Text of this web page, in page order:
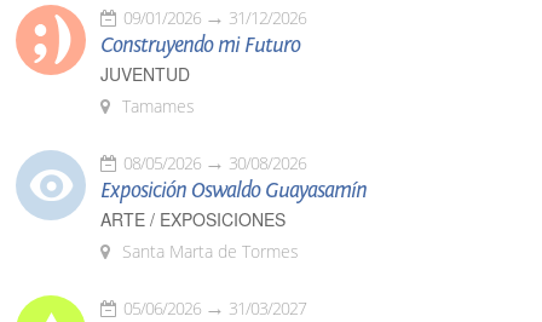
09/01/2026 31/12/2026
Construyendo mi Futuro
JUVENTUD
Tamames
08/05/2026 30/08/2026
Exposición Oswaldo Guayasamín
ARTE / EXPOSICIONES
Santa Marta de Tormes
05/06/2026 31/03/2027